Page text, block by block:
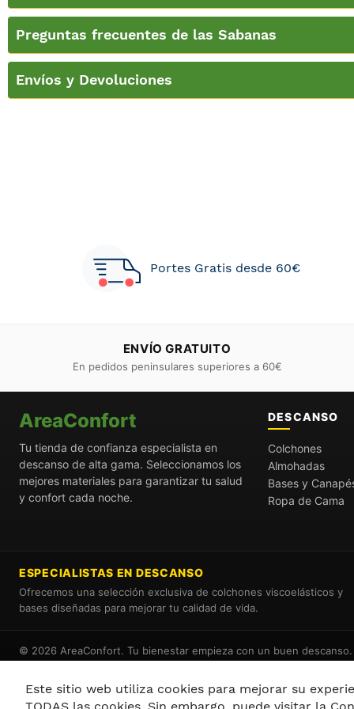
Preguntas frecuentes de las Sabanas
Envíos y Devoluciones
Portes Gratis desde 60€
ENVÍO GRATUITO
En pedidos peninsulares superiores a 60€
AreaConfort
Tu tienda de confianza especialista en
descanso de alta gama. Seleccionamos los
mejores materiales para garantizar tu salud
y confort cada noche.
DESCANSO
Colchones
Almohadas
Bases y
Ropa de Cama
ESPECIALISTAS EN DESCANSO
Ofrecemos una selección exclusiva de colchones viscoelásticos y
bases diseñadas para mejorar tu calidad de vida.
© 2026 AreaConfort. Tu bienestar empieza con un buen descanso.
Este sitio web utiliza cookies para mejorar su